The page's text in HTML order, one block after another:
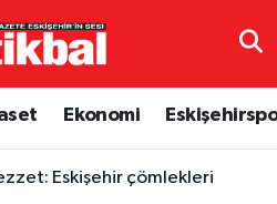
Ekonomi
Eskişehir çömlekleri